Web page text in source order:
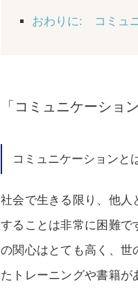
おわりに: コミュ
「コミュニケーショ
コミュニケーションと
社会で生きる限り、他人
することは非常に困難で
の関心はとても高く、世
たトレーニングや書籍